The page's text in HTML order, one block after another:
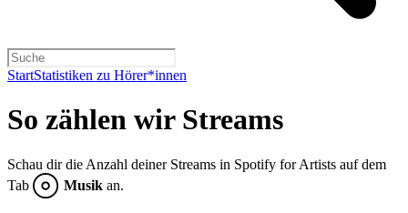
StartStatistiken zu Hörer*innen
So zählen wir Streams
Schau dir die Anzahl deiner Streams in Spotify for Artists auf dem
Tab
Musik an.